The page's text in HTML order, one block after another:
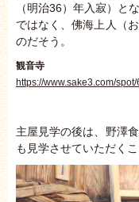
（明治36）年入寂）と
ではなく、佛海上人（
のだそう。
観音寺
https://www.sake3.com/spot/
主屋見学の後は、野澤
も見学させていただくこ